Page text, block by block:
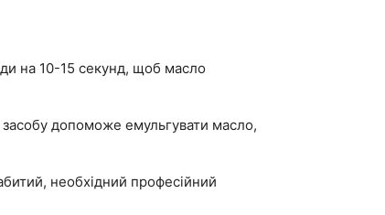
на 10-15 секунд, щоб масло
засобу допоможе емульгувати масло,
необхідний професійний